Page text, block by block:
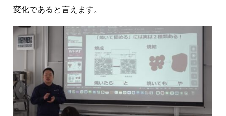
変化であると言えます。